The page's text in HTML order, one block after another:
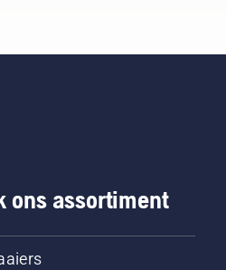
ons assortiment